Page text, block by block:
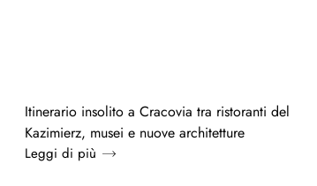
Itinerario insolito a Cracovia tra ristoranti del
Kazimierz, musei e nuove architetture
Leggi di più